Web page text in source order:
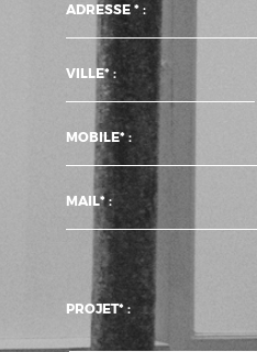
ADRESSE * :
VILLE* :
MOBILE* :
MAIL* :
PROJET* :